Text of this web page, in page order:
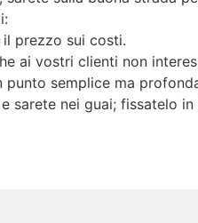
il prezzo sui costi.
ai vostri clienti non
punto semplice ma
sarete nei guai; fissatelo